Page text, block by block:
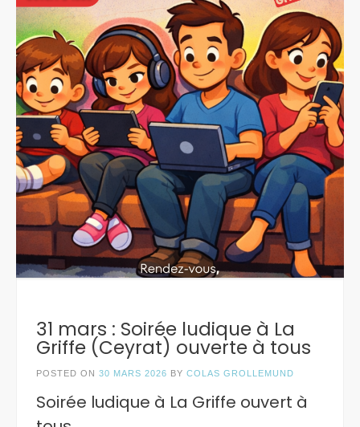
31 mars : Soirée ludique à La
Griffe (Ceyrat) ouverte à tous
POSTED ON 30 MARS 2026 BY COLAS GROLLEMUND
Soirée ludique à La Griffe ouvert à